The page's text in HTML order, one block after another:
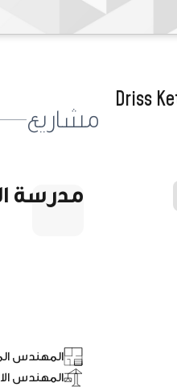
Driss
مشاريع
مدرسة
المهندس
المهندس